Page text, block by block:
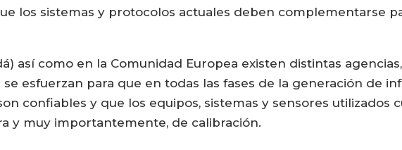
los sistemas y protocolos actuales deben complementarse
así como en la Comunidad Europea existen distintas
esfuerzan para que en todas las fases de la generación de
confiables y que los equipos, sistemas y sensores utilizados
y muy importantemente, de calibración.